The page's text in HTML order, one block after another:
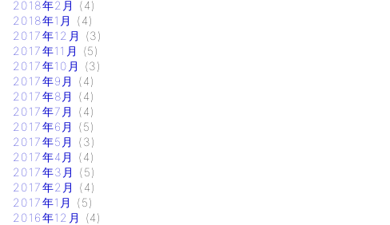
2018年2月
(4)
2018年1月
(4)
2017年12月
(3)
2017年11月
(5)
2017年10月
(3)
2017年9月
(4)
2017年8月
(4)
2017年7月
(4)
2017年6月
(5)
2017年5月
(3)
2017年4月
(4)
2017年3月
(5)
2017年2月
(4)
2017年1月
(5)
2016年12月
(4)